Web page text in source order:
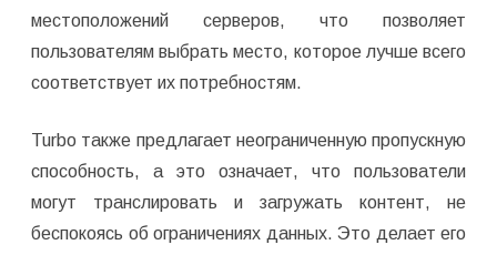
местоположений серверов, что позволяет
пользователям выбрать место, которое лучше всего
соответствует их потребностям.
Turbo также предлагает неограниченную пропускную
способность, а это означает, что пользователи
могут транслировать и загружать контент, не
беспокоясь об ограничениях данных. Это делает его